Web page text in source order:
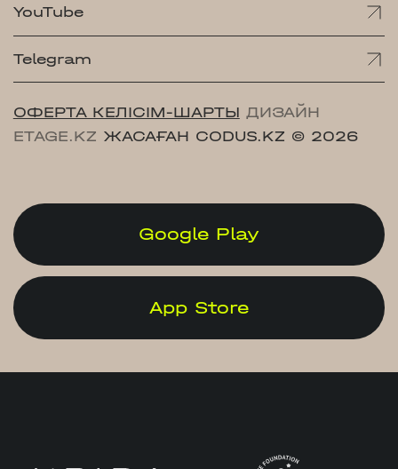
YouTube
Telegram
ОФЕРТА КЕЛІСІМ-ШАРТЫ ДИЗАЙН
ETAGE.KZ ЖАСАҒАН CODUS.KZ © 2026
Google Play
App Store